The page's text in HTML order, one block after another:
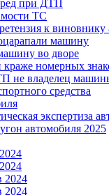
при ДТП
ТС
к виновнику
машину
во дворе
краже номерных
не владелец
средства
экспертиза
автомобиля 2025
2024
2024